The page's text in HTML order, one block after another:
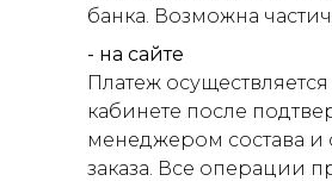
банка. Возможна
- на сайте
Платеж
кабинете после
менеджером состава и
заказа. Все операции